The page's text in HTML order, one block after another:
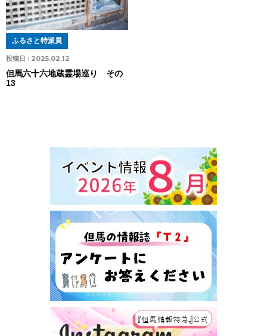
投稿日 : 2025.02.12
ふるさと特派員
但馬六十六地蔵霊場巡り その
13